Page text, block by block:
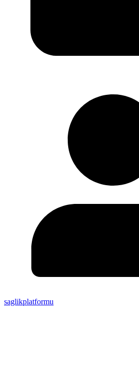
saglikplatformu